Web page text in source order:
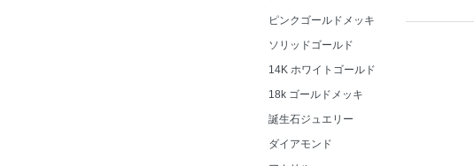
ピンクゴールドメッキ
ソリッドゴールド
14K ホワイトゴールド
18k ゴールドメッキ
誕生石ジュエリー
ダイアモンド